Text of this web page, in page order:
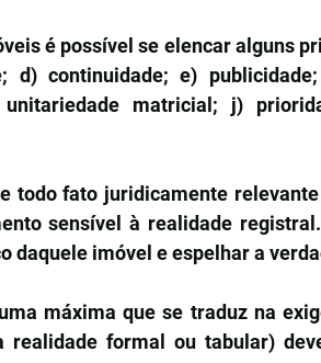
é possível se elencar alguns
d) continuidade; e)
unitariedade matricial; j)
todo fato juridicamente
sensível à realidade
daquele imóvel e espelhar a
máxima que se traduz na
realidade formal ou tabular)